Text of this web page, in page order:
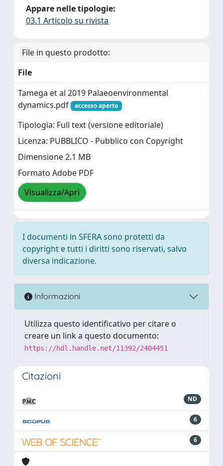
Appare nelle tipologie:
03.1 Articolo su rivista
File in questo prodotto:
File
Tamega et al 2019 Palaeoenvironmental
dynamics.pdf
accesso aperto
Tipologia: Full text (versione editoriale)
Licenza: PUBBLICO - Pubblico con Copyright
Dimensione 2.1 MB
Formato Adobe PDF
Visualizza/Apri
I documenti in SFERA sono protetti da
copyright e tutti i diritti sono riservati, salvo
diversa indicazione.
Informazioni
Utilizza questo identificativo per citare o
creare un link a questo documento:
https://hdl.handle.net/11392/2404451
Citazioni
ND
6
6